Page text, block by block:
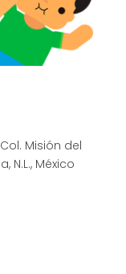
Misión del
N.L., México